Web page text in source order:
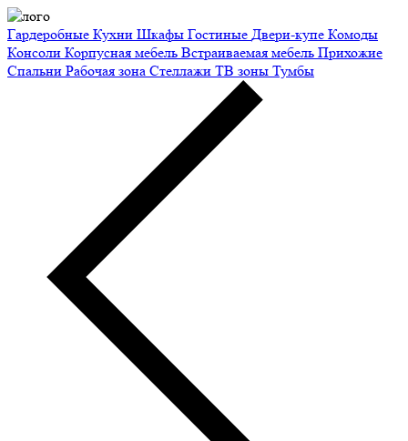
Гардеробные Кухни Шкафы Гостиные Двери-купе Комоды
Консоли Корпусная мебель Встраиваемая мебель Прихожие
Спальни Рабочая зона Стеллажи ТВ зоны Тумбы